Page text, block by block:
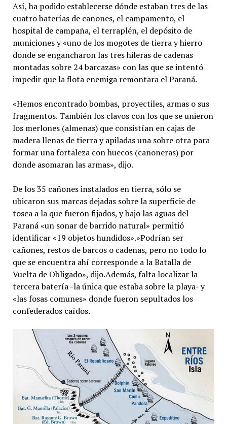
Así, ha podido establecerse dónde estaban tres de las
cuatro baterías de cañones, el campamento, el
hospital de campaña, el terraplén, el depósito de
municiones y «uno de los mogotes de tierra y hierro
donde se engancharon las tres hileras de cadenas
montadas sobre 24 barcazas» con las que se intentó
impedir que la flota enemiga remontara el Paraná.
«Hemos encontrado bombas, proyectiles, armas o sus
fragmentos. También los clavos con los que se unieron
los merlones (almenas) que consistían en cajas de
madera llenas de tierra y apiladas una sobre otra para
formar una fortaleza con huecos (cañoneras) por
donde asomaran las armas», dijo.
De los 35 cañones instalados en tierra, sólo se
ubicaron sus marcas dejadas sobre la superficie de
tosca a la que fueron fijados, y bajo las aguas del
Paraná «un sonar de barrido natural» permitió
identificar «19 objetos hundidos».»Podrían ser
cañones, restos de barcos o cadenas, pero no todo lo
que se encuentra ahí corresponde a la Batalla de
Vuelta de Obligado», dijo.Además, falta localizar la
tercera batería -la única que estaba sobre la playa- y
«las fosas comunes» donde fueron sepultados los
confederados caídos.